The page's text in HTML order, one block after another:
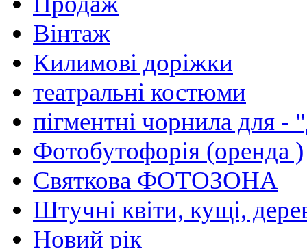
Вiнтаж
Килимовi дорiжки
театральнi костюми
пiгментнi чорнила для -
Фотобутофорiя (оренда )
Святкова ФОТОЗОНА
Штучнi квiти, кущi,
Новий рiк